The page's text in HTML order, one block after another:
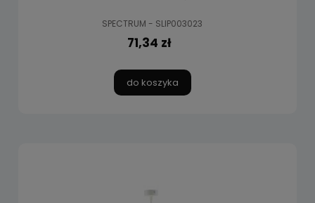
SPECTRUM - SLIP003023
71,34 zł
do koszyka